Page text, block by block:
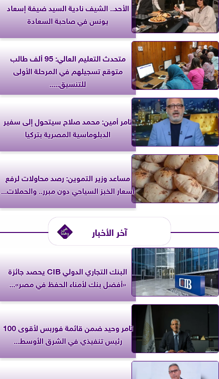
الأحد.. الشيف نادية السيد ضيفة إسعاد
يونس في صاحبة السعادة
متحدث التعليم العالي: 95 ألف طالب
متوقع تسجيلهم في المرحلة الأولى
للتنسيق.....
تامر أمين: محمد صلاح سيتحول إلى سفير
الدبلوماسية المصرية بتركيا
مساعد وزير التموين: رصد محاولات لرفع
أسعار الخبز السياحي دون مبرر.. والحملات...
آخر الأخبار
البنك التجاري الدولي CIB يحصد جائزة
«أفضل بنك لأمناء الحفظ في مصر»...
تامر وحيد ضمن قائمة فوربس لأقوى 100
رئيس تنفيذي في الشرق الأوسط...